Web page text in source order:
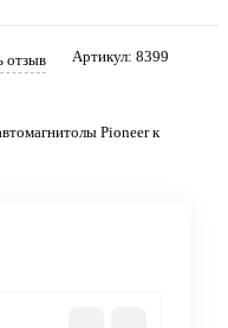
отзыв Артикул: 8399
Pioneer к